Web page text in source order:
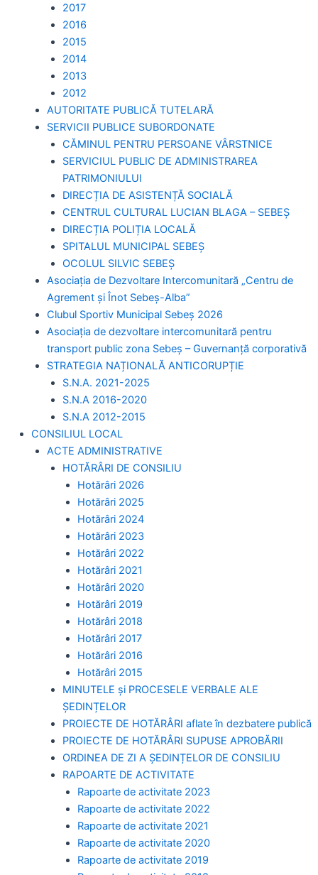
2017
2016
2015
2014
2013
2012
AUTORITATE PUBLICĂ TUTELARĂ
SERVICII PUBLICE SUBORDONATE
CĂMINUL PENTRU PERSOANE VÂRSTNICE
SERVICIUL PUBLIC DE ADMINISTRAREA
PATRIMONIULUI
DIRECȚIA DE ASISTENȚĂ SOCIALĂ
CENTRUL CULTURAL LUCIAN BLAGA – SEBEȘ
DIRECȚIA POLIȚIA LOCALĂ
SPITALUL MUNICIPAL SEBEȘ
OCOLUL SILVIC SEBEȘ
Asociația de Dezvoltare Intercomunitară „Centru de
Agrement și Înot Sebeș-Alba”
Clubul Sportiv Municipal Sebeș 2026
Asociația de dezvoltare intercomunitară pentru
transport public zona Sebeș – Guvernanță corporativă
STRATEGIA NAȚIONALĂ ANTICORUPȚIE
S.N.A. 2021-2025
S.N.A 2016-2020
S.N.A 2012-2015
CONSILIUL LOCAL
ACTE ADMINISTRATIVE
HOTĂRÂRI DE CONSILIU
Hotărâri 2026
Hotărâri 2025
Hotărâri 2024
Hotărâri 2023
Hotărâri 2022
Hotărâri 2021
Hotărâri 2020
Hotărâri 2019
Hotărâri 2018
Hotărâri 2017
Hotărâri 2016
Hotărâri 2015
MINUTELE și PROCESELE VERBALE ALE
ȘEDINȚELOR
PROIECTE DE HOTĂRÂRI aflate în dezbatere publică
PROIECTE DE HOTĂRÂRI SUPUSE APROBĂRII
ORDINEA DE ZI A ȘEDINȚELOR DE CONSILIU
RAPOARTE DE ACTIVITATE
Rapoarte de activitate 2023
Rapoarte de activitate 2022
Rapoarte de activitate 2021
Rapoarte de activitate 2020
Rapoarte de activitate 2019